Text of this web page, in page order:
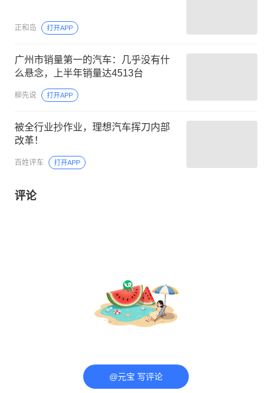
正和岛 打开APP
广州市销量第一的汽车：几乎没有什
么悬念，上半年销量达4513台
柳先说 打开APP
被全行业抄作业，理想汽车挥刀内部
改革！
百姓评车 打开APP
评论
@元宝 写评论